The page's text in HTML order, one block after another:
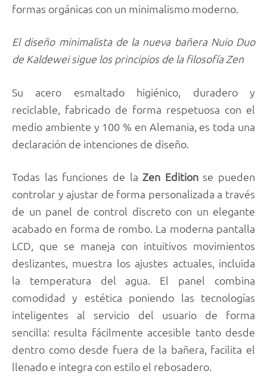
formas orgánicas con un minimalismo moderno.
El diseño minimalista de la nueva bañera Nuio Duo
de Kaldewei sigue los principios de la filosofía Zen
Su acero esmaltado higiénico, duradero y
reciclable, fabricado de forma respetuosa con el
medio ambiente y 100 % en Alemania, es toda una
declaración de intenciones de diseño.
Todas las funciones de laZen Editionse pueden
controlar y ajustar de forma personalizada a través
de un panel de control discreto con un elegante
acabado en forma de rombo. La moderna pantalla
LCD, que se maneja con intuitivos movimientos
deslizantes, muestra los ajustes actuales, incluida
la temperatura del agua. El panel combina
comodidad y estética poniendo las tecnologías
inteligentes al servicio del usuario de forma
sencilla: resulta fácilmente accesible tanto desde
dentro como desde fuera de la bañera, facilita el
llenado e integra con estilo el rebosadero.